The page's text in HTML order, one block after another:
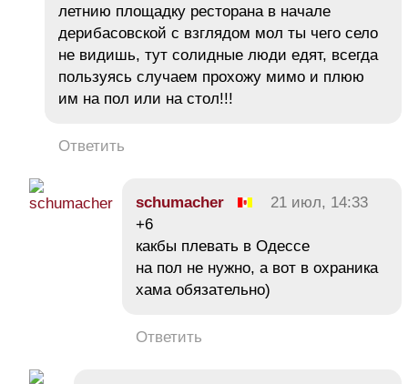
летнию площадку ресторана в начале
дерибасовской с взглядом мол ты чего село
не видишь, тут солидные люди едят, всегда
пользуясь случаем прохожу мимо и плюю
им на пол или на стол!!!
Ответить
schumacher
21 июл, 14:33
+6
какбы плевать в Одессе
на пол не нужно, а вот в охраника
хама обязательно)
Ответить